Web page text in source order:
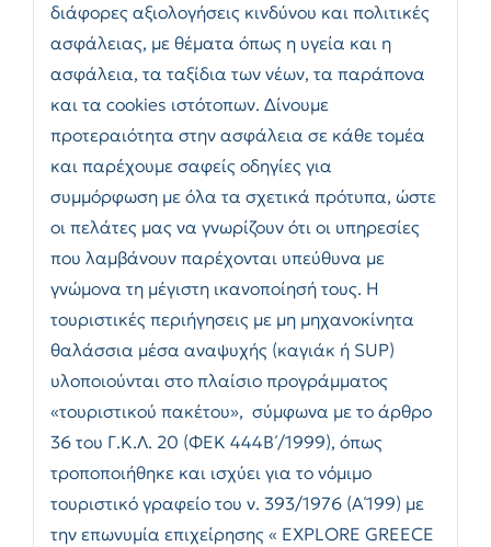
διάφορες αξιολογήσεις κινδύνου και πολιτικές
ασφάλειας, με θέματα όπως η υγεία και η
ασφάλεια, τα ταξίδια των νέων, τα παράπονα
και τα cookies ιστότοπων. Δίνουμε
προτεραιότητα στην ασφάλεια σε κάθε τομέα
και παρέχουμε σαφείς οδηγίες για
συμμόρφωση με όλα τα σχετικά πρότυπα, ώστε
οι πελάτες μας να γνωρίζουν ότι οι υπηρεσίες
που λαμβάνουν παρέχονται υπεύθυνα με
γνώμονα τη μέγιστη ικανοποίησή τους. Η
τουριστικές περιήγησεις με μη μηχανοκίνητα
θαλάσσια μέσα αναψυχής (καγιάκ ή SUP)
υλοποιούνται στο πλαίσιο προγράμματος
«τουριστικού πακέτου», σύμφωνα με το άρθρο
36 του Γ.Κ.Λ. 20 (ΦΕΚ 444Β΄/1999), όπως
τροποποιήθηκε και ισχύει για το νόμιμο
τουριστικό γραφείο του ν. 393/1976 (Α΄199) με
την επωνυμία επιχείρησης « EXPLORE GREECE